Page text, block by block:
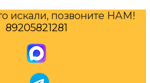
искали, позвоните НАМ!
89205821281